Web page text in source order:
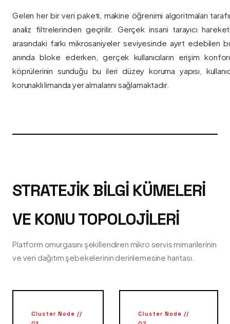
Gelen her bir veri paketi, makine öğrenimi algoritmaları
analiz filtrelerinden geçirilir. Gerçek insani tarayıcı
arasındaki farkı mikrosaniyeler seviyesinde ayırt edebilen
anında bloke ederken, gerçek kullanıcıların erişim
köprülerinin sunduğu bu ileri düzey koruma yapısı,
korunaklı limanda yer almalarını sağlamaktadır.
STRATEJIK BILGI KÜMELERI
VE KONU TOPOLOJILERI
Platform omurgasını şekillendiren mikro servis mimarilerinin
ve veri dağıtım şebekelerinin derinlemesine haritası.
Cluster Node //
Cluster Node //